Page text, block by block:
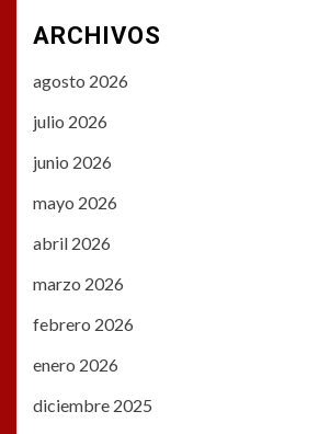
ARCHIVOS
agosto 2026
julio 2026
junio 2026
mayo 2026
abril 2026
marzo 2026
febrero 2026
enero 2026
diciembre 2025